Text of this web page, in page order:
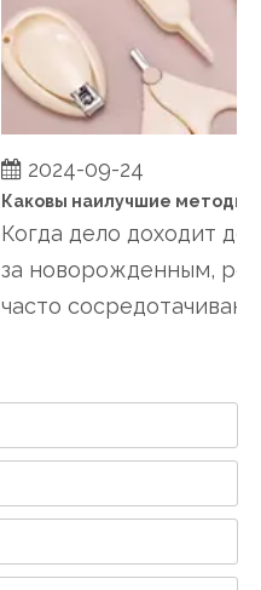
2024-09-24
Когда дело доходит до
за новорожденным,
часто